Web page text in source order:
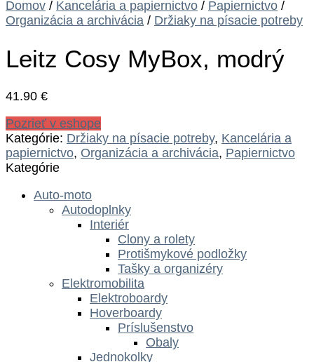
Domov / Kancelária a papiernictvo / Papiernictvo /
Organizácia a archivácia / Držiaky na písacie potreby
Leitz Cosy MyBox, modrý
41.90 €
Pozrieť v eshope
Kategórie: Držiaky na písacie potreby, Kancelária a
papiernictvo, Organizácia a archivácia, Papiernictvo
Kategórie
Auto-moto
Autodoplnky
Interiér
Clony a rolety
Protišmykové podložky
Tašky a organizéry
Elektromobilita
Elektroboardy
Hoverboardy
Príslušenstvo
Obaly
Jednokolky